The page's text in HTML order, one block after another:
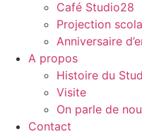
Café Studio28
Projection
Anniversaire
A propos
Histoire du
Visite
On parle de
Contact